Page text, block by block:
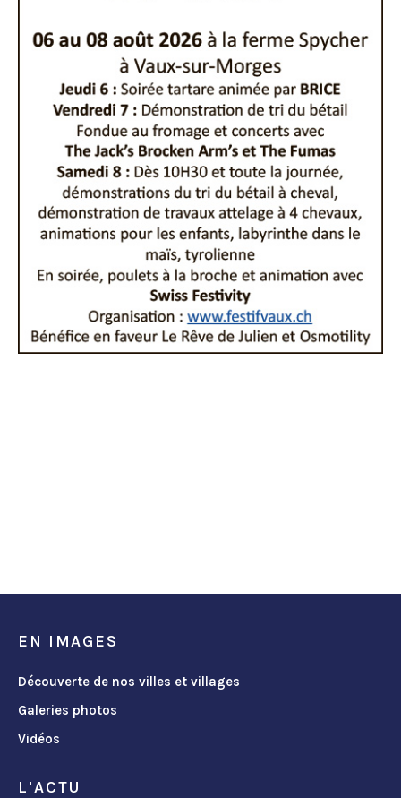
EN IMAGES
Découverte de nos villes et villages
Galeries photos
Vidéos
L'ACTU